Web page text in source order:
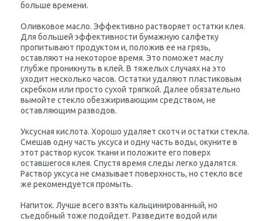
больше времени.
Оливковое масло. Эффективно растворяет остатки клея.
Для большей эффективности бумажную салфетку
пропитывают продуктом и, положив ее на грязь,
оставляют на некоторое время. Это поможет маслу
глубже проникнуть в клей. В тяжелых случаях на это
уходит несколько часов. Остатки удаляют пластиковым
скребком или просто сухой тряпкой. Далее обязательно
вымойте стекло обезжиривающим средством, не
оставляющим разводов.
Уксусная кислота. Хорошо удаляет скотч и остатки стекла.
Смешав одну часть уксуса и одну часть воды, окуните в
этот раствор кусок ткани и положите его поверх
оставшегося клея. Спустя время следы легко удалятся.
Раствор уксуса не смазывает поверхность, но стекло все
же рекомендуется промыть.
Напиток. Лучше всего взять кальцинированный, но
съедобный тоже подойдет. Разведите водой или